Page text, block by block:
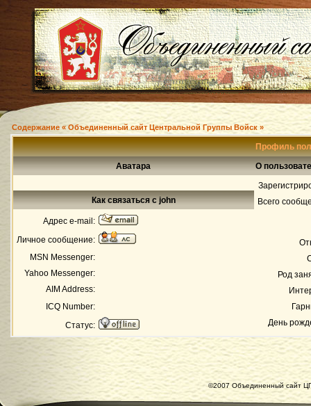
Содержание « Объединенный сайт Центральной Группы Войск »
Профиль
Аватара
О
Всего
Род
День
Как связаться с john
Адрес e-mail:
Личное сообщение:
MSN Messenger:
Yahoo Messenger:
AIM Address:
ICQ Number:
Статус:
©2007 Объединенный сайт